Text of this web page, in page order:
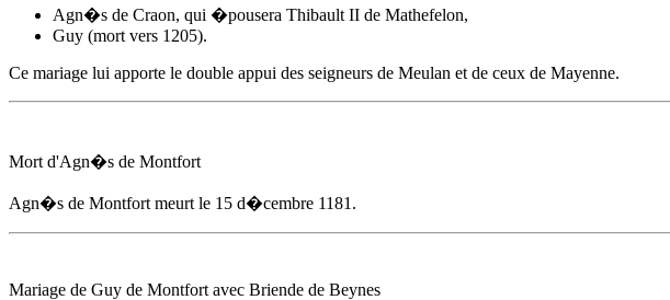
Agn�s de Craon, qui �pousera Thibault II de Mathefelon,
Guy (mort vers 1205).
Ce mariage lui apporte le double appui des seigneurs de Meulan et de ceux de Mayenne.
Mort d'Agn�s de Montfort
Agn�s de Montfort meurt le 15 d�cembre 1181 .
Mariage de Guy de Montfort avec Briende de Beynes